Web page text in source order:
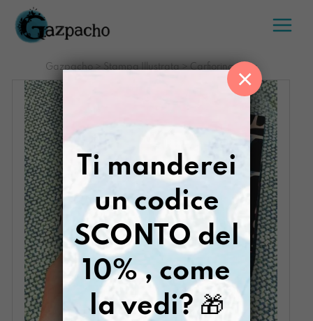
Salta
contenuto
Gazpacho> Stampa Illustrata > Carfiorina Irusu
Ti manderei
un codice
SCONTO del
10% , come
la vedi? 🎁
×